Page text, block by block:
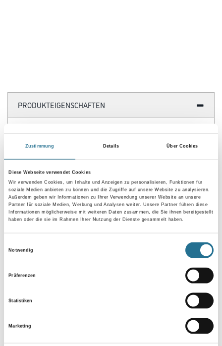
Zustimmung Details Über Cookies
Diese Webseite verwendet Cookies
Wir verwenden Cookies, um Inhalte und Anzeigen zu personalisieren, Funktionen für
soziale Medien anbieten zu können und die Zugriffe auf unsere Website zu analysieren.
Außerdem geben wir Informationen zu Ihrer Verwendung unserer Website an unsere
Partner für soziale Medien, Werbung und Analysen weiter. Unsere Partner führen diese
Informationen möglicherweise mit weiteren Daten zusammen, die Sie ihnen bereitgestellt
haben oder die sie im Rahmen Ihrer Nutzung der Dienste gesammelt haben.
Notwendig
Präferenzen
Statistiken
Marketing
PRODUKTEIGENSCHAFTEN
Produkteigenschaft
- Mineralische Basis Kalk/ Lehm
- Sorgt für gutes Raumklima
- Beugt auf natürliche Weise der Schimmelbildung vor
- Hoch wasserdampfdiffusionsfähig
- Wasserdurchlässigkeit: W2 mittel >0,1 ≤0,5 kg/m²h0,5 (EN 1062-
3)
- Wasserdampfdurchlässigkeit V1 hoch, sd <0,14m (EN ISO 7783-2)
(Schichtdicke 0,7mm)
- Mit Jaeger Mineralfarbkonzentrat 964 einfärbbar (bis zu 5 %)
Verarbeitungstemp./Luftfeuchte
Während der gesamten Verarbeitungs- und Trocknungszeit darf
die Werkstoff-, Untergrund- und Lufttemperatur 8°C nicht unter-
30°C nicht überschreiten. Die Luftfeuchtigkeit sollte während der
Verbrauch